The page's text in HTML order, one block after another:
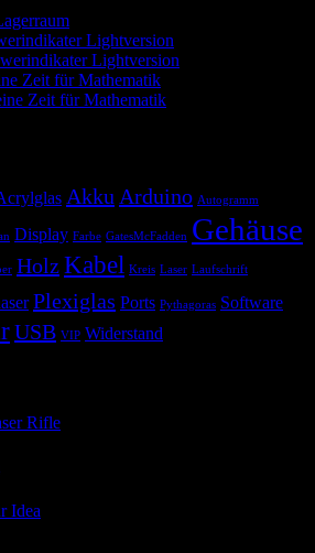
Lightversion
Lightversion
Zeit für Mathematik
Zeit für Mathematik
Akku Arduino Autogramm
Display Farbe GatesMcFadden Gehäuse
HolzKabel Kreis Laser Laufschrift
Plexiglas Ports Pythagoras Software
USB VIP Widerstand
Rifle
Idea